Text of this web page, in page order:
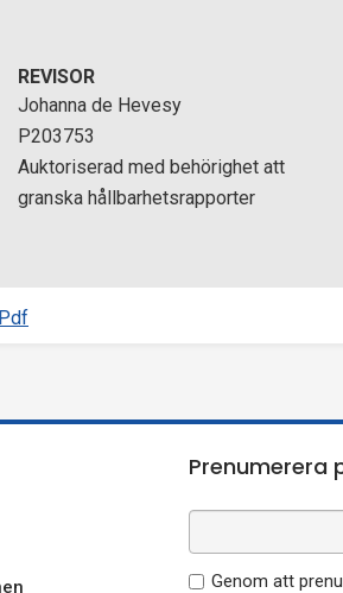
REVISOR
Johanna de Hevesy
P203753
Auktoriserad med behörighet att
granska hållbarhetsrapporter
Prenumerera
Genom att